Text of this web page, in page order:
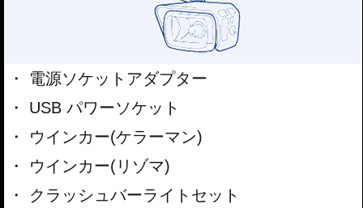
電源ソケットアダプター
USB パワーソケット
ウインカー(ケラーマン)
ウインカー(リゾマ)
クラッシュバーライトセット